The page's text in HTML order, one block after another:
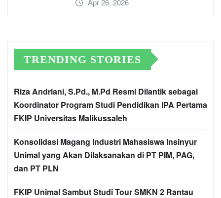
Apr 26, 2026
TRENDING STORIES
Riza Andriani, S.Pd., M.Pd Resmi Dilantik sebagai
Koordinator Program Studi Pendidikan IPA Pertama
FKIP Universitas Malikussaleh
Konsolidasi Magang Industri Mahasiswa Insinyur
Unimal yang Akan Dilaksanakan di PT PIM, PAG,
dan PT PLN
FKIP Unimal Sambut Studi Tour SMKN 2 Rantau